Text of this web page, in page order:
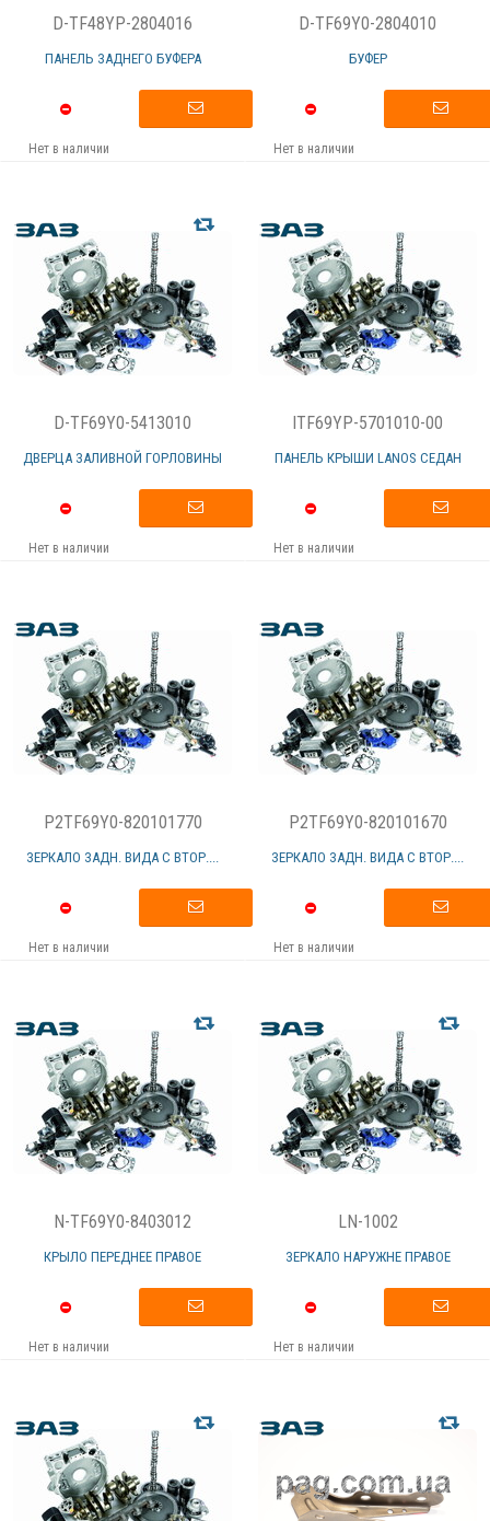
D-TF48YP-2804016
ПАНЕЛЬ ЗАДНЕГО БУФЕРА
Нет в наличии
D-TF69Y0-2804010
БУФЕР
Нет в наличии
D-TF69Y0-5413010
ДВЕРЦА ЗАЛИВНОЙ ГОРЛОВИНЫ
Нет в наличии
ITF69YP-5701010-00
ПАНЕЛЬ КРЫШИ LANOS СЕДАН
Нет в наличии
P2TF69Y0-820101770
ЗЕРКАЛО ЗАДН. ВИДА С ВТОР....
Нет в наличии
P2TF69Y0-820101670
ЗЕРКАЛО ЗАДН. ВИДА С ВТОР....
Нет в наличии
N-TF69Y0-8403012
КРЫЛО ПЕРЕДНЕЕ ПРАВОЕ
Нет в наличии
LN-1002
ЗЕРКАЛО НАРУЖНЕ ПРАВОЕ
Нет в наличии